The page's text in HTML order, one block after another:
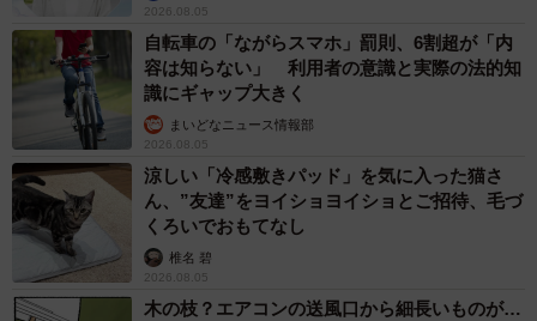
2026.08.05
自転車の「ながらスマホ」罰則、6割超が「内
容は知らない」 利用者の意識と実際の法的知
識にギャップ大きく
まいどなニュース情報部
2026.08.05
涼しい「冷感敷きパッド」を気に入った猫さ
ん、”友達”をヨイショヨイショとご招待、毛づ
くろいでおもてなし
椎名 碧
2026.08.05
木の枝？エアコンの送風口から細長いものが…